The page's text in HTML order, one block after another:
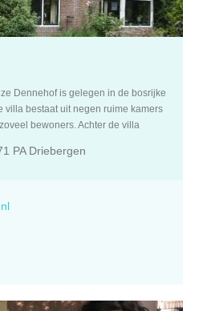
Dennehof is gelegen in de bosrijke
villa bestaat uit negen ruime kamers
bewoners. Achter de villa
een 6 ha groot
Dennehof is de
en het zorgteam. Het welzijn
Zorg In Huize Dennehof staat de
Dat tonen zij door een
intensieve en
PA Driebergen